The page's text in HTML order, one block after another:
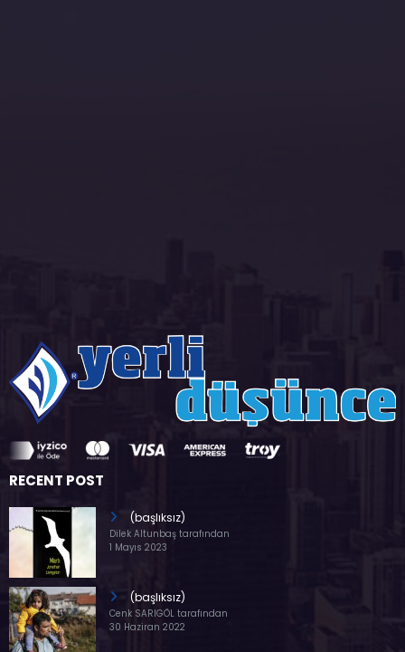
RECENT POST
(başlıksız)
Dilek Altunbaş tarafından
1 Mayıs 2023
(başlıksız)
Cenk SARIGÖL tarafından
30 Haziran 2022